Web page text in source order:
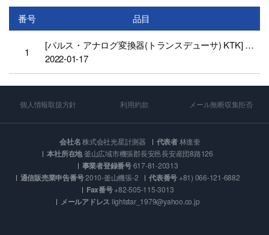
番号 品目
1
[パルス・アナログ変換器(トランスデューサ) KTK] DRAWING_TRANSDUCER(KTK)
2022-01-17
個人情報取扱方針 利用約款 メール無断収集拒否
会社名株式会社光星計測器 代表者林進奎
本社所在地釜山広域市機張郡長安邑長安産団8路126
事業者登録番号617-81-20313
通信販売業申告番号2010-釜山機張-2 代表番号 +81) 066-121-6882
Fax番号+82-505-115-3013
メールアドレス lightstar_1979@yahoo.co.jp